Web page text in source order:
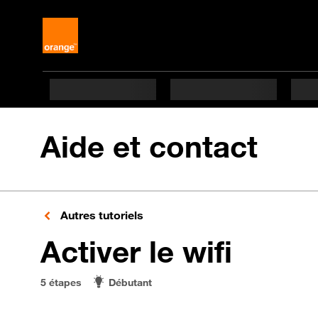
Aide et contact
Autres tutoriels
Activer le wifi
5 étapes Débutant